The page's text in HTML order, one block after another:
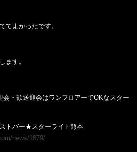
てよかったです。
ます。
会・歓送迎会はワンフロアーでOKなスター
バー★スターライト熊本
news/1879/